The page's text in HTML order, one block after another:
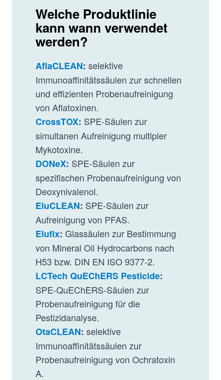
Welche Produktlinie
kann wann verwendet
werden?
AflaCLEAN: selektive
Immunoaffinitätssäulen zur schnellen
und effizienten Probenaufreinigung
von Aflatoxinen.
CrossTOX: SPE-Säulen zur
simultanen Aufreinigung multipler
Mykotoxine.
DONeX: SPE-Säulen zur
spezifischen Probenaufreinigung von
Deoxynivalenol.
EluCLEAN: SPE-Säulen zur
Aufreinigung von PFAS.
Elufix: Glassäulen zur Bestimmung
von Mineral Oil Hydrocarbons nach
H53 bzw. DIN EN ISO 9377-2.
LCTech QuEChERS Pesticide:
SPE-QuEChERS-Säulen zur
Probenaufreinigung für die
Pestizidanalyse.
OtaCLEAN: selektive
Immunoaffinitätssäulen zur
Probenaufreinigung von Ochratoxin
A.